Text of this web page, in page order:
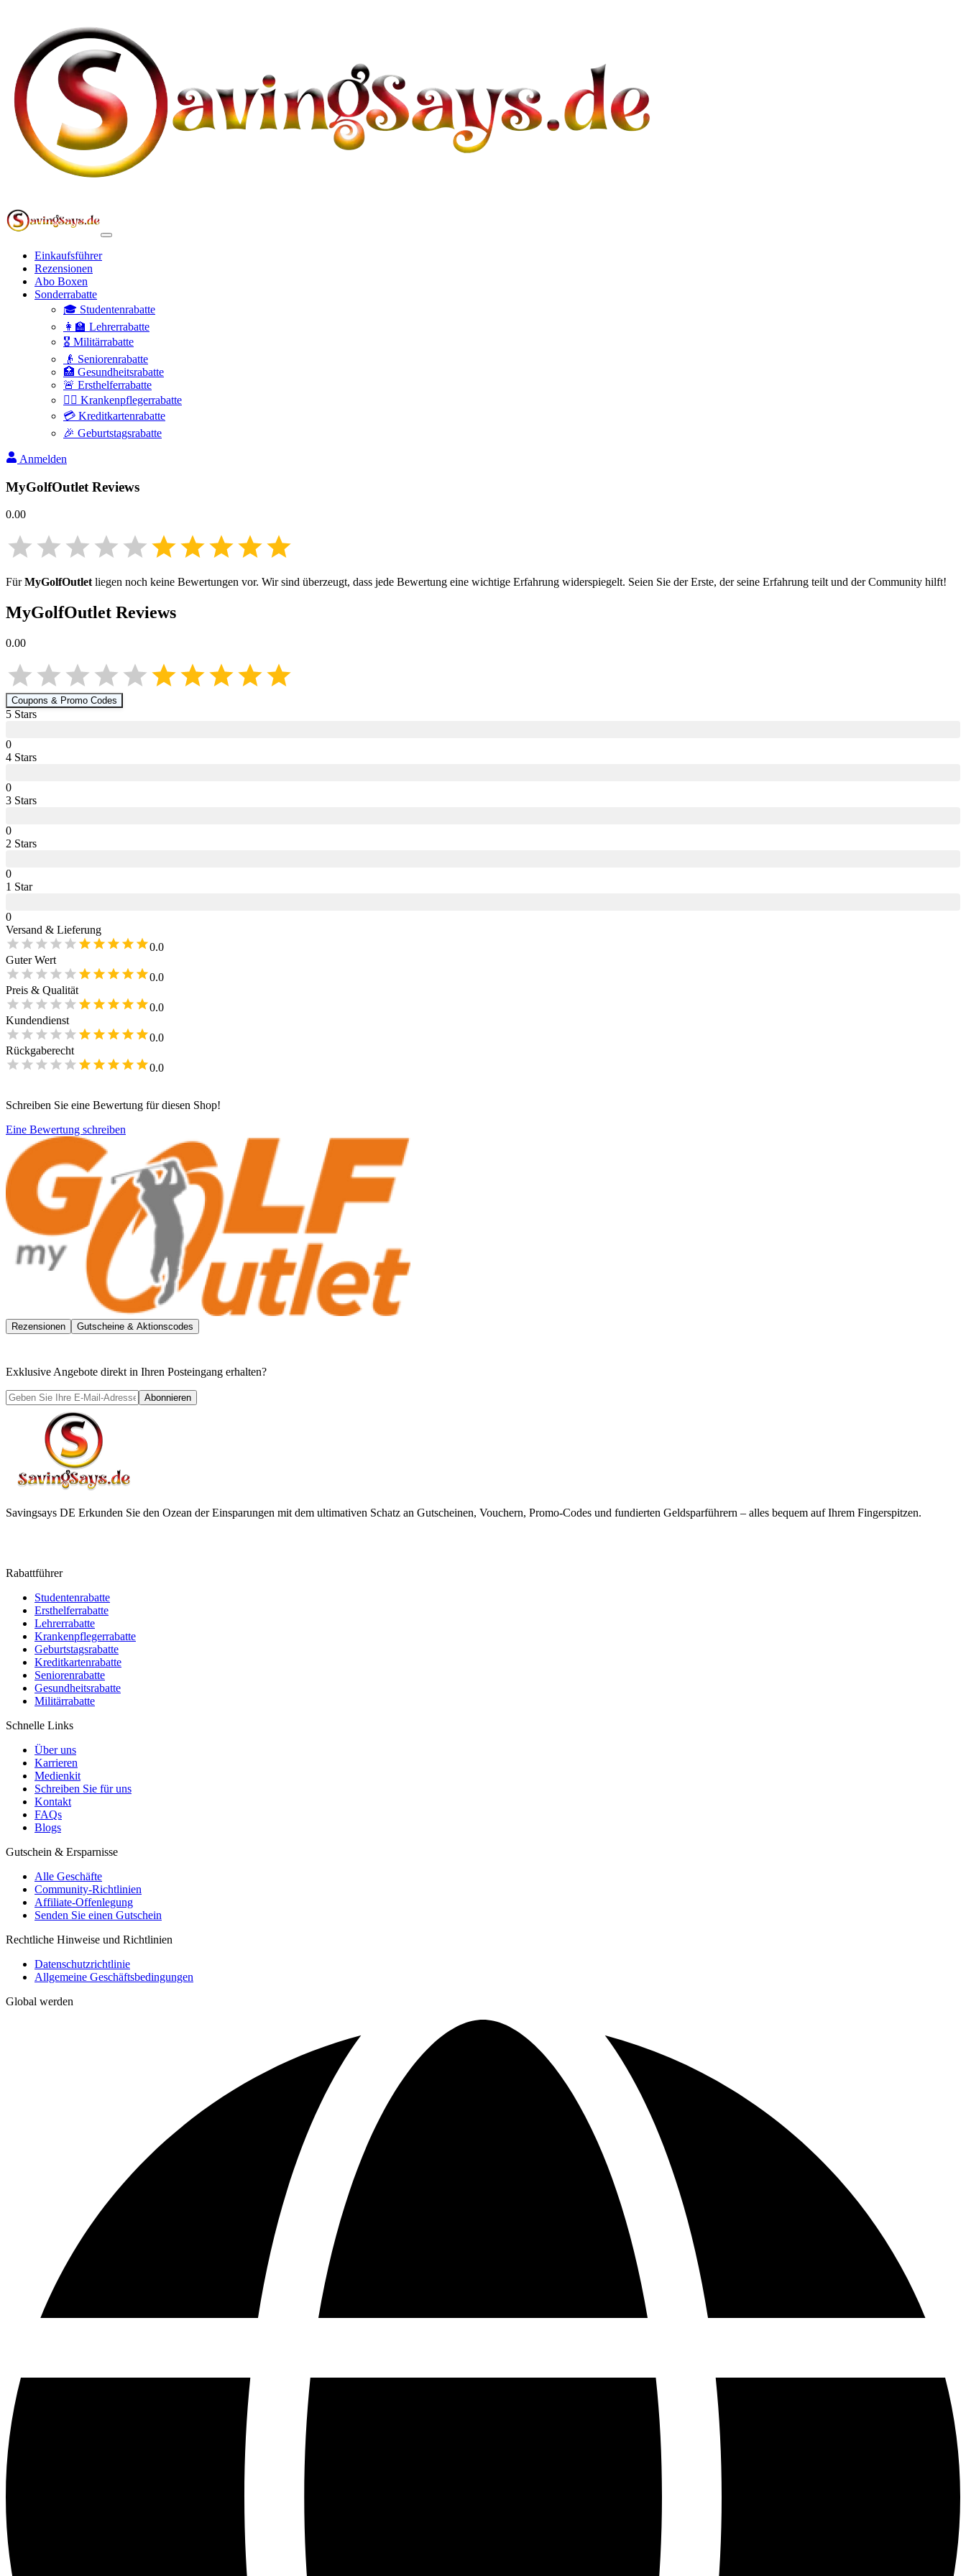
Einkaufsführer
Rezensionen
Abo Boxen
Sonderrabatte
🎓 Studentenrabatte
👩‍🏫 Lehrerrabatte
🎖️ Militärrabatte
👴 Seniorenrabatte
🏥 Gesundheitsrabatte
🚨 Ersthelferrabatte
👩‍⚕️ Krankenpflegerrabatte
💳 Kreditkartenrabatte
🎉 Geburtstagsrabatte
Anmelden
MyGolfOutlet Reviews
0.00
FürMyGolfOutletliegen noch keine Bewertungen vor. Wir sind überzeugt, dass jede Bewertung eine wichtige Erfahrung widerspiegelt. Seien Sie der Erste, der seine Erfahrung teilt und der Community hilft!
MyGolfOutlet Reviews
0.00
Coupons & Promo Codes
5 Stars
0
4 Stars
0
3 Stars
0
2 Stars
0
1 Star
0
Versand & Lieferung
0.0
Guter Wert
0.0
Preis & Qualität
0.0
Kundendienst
0.0
Rückgaberecht
0.0
Schreiben Sie eine Bewertung für diesen Shop!
Eine Bewertung schreiben
Rezensionen Gutscheine & Aktionscodes
Exklusive Angebote direkt in Ihren Posteingang erhalten?
Abonnieren
Savingsays DE Erkunden Sie den Ozean der Einsparungen mit dem ultimativen Schatz an Gutscheinen, Vouchern, Promo-Codes und fundierten Geldsparführern – alles bequem auf Ihrem Fingerspitzen.
Rabattführer
Studentenrabatte
Ersthelferrabatte
Lehrerrabatte
Krankenpflegerrabatte
Geburtstagsrabatte
Kreditkartenrabatte
Seniorenrabatte
Gesundheitsrabatte
Militärrabatte
Schnelle Links
Über uns
Karrieren
Medienkit
Schreiben Sie für uns
Kontakt
FAQs
Blogs
Gutschein & Ersparnisse
Alle Geschäfte
Community-Richtlinien
Affiliate-Offenlegung
Senden Sie einen Gutschein
Rechtliche Hinweise und Richtlinien
Datenschutzrichtlinie
Allgemeine Geschäftsbedingungen
Global werden